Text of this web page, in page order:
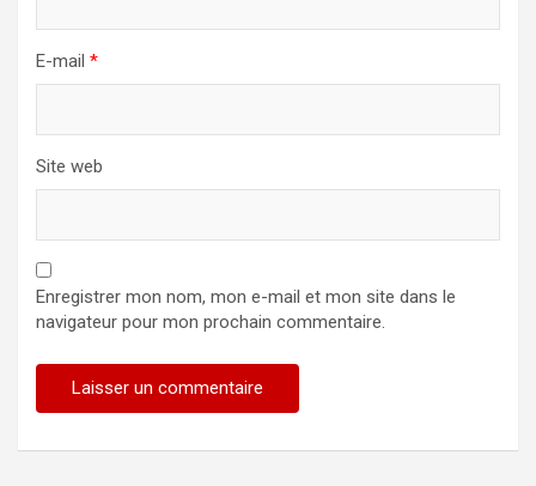
E-mail *
Site web
Enregistrer mon nom, mon e-mail et mon site dans le
navigateur pour mon prochain commentaire.